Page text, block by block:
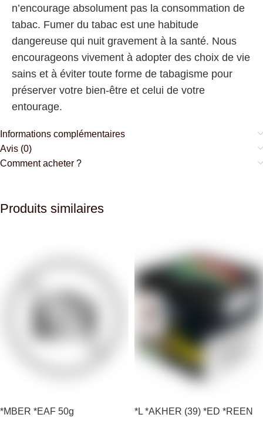
n’encourage absolument pas la consommation de
tabac. Fumer du tabac est une habitude
dangereuse qui nuit gravement à la santé. Nous
encourageons vivement à adopter des choix de vie
sains et à éviter toute forme de tabagisme pour
préserver votre bien-être et celui de votre
entourage.
Informations complémentaires
Avis (0)
Comment acheter ?
Produits similaires
*MBER *EAF 50g
*L *AKHER (39) *ED *REEN